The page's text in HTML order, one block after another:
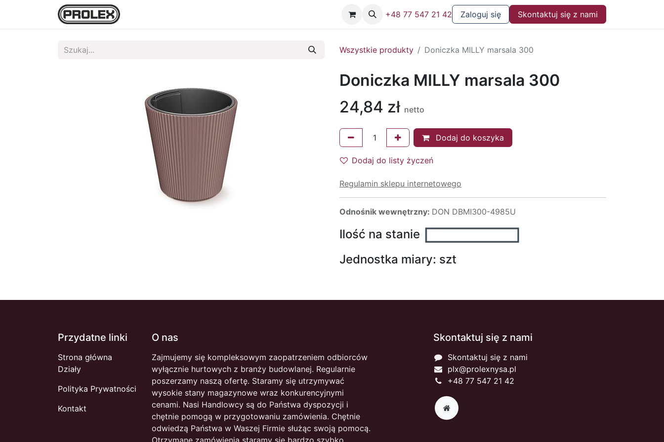
+48 77 547 21 42 Zaloguj się Skontaktuj się z nami
Wszystkie produkty Doniczka MILLY marsala 300
Doniczka MILLY marsala 300
24,84 zł netto
Dodaj do koszyka
Dodaj do listy życzeń
Regulamin sklepu internetowego
Odnośnik wewnętrzny: DON DBMI300-4985U
Ilość na stanie
Jednostka miary: szt
Przydatne linki
Strona główna
Działy
Polityka Prywatności
Kontakt
O nas
Zajmujemy się kompleksowym zaopatrzeniem odbiorców
wyłącznie hurtowych z branży budowlanej. Regularnie
poszerzamy naszą ofertę. Staramy się utrzymywać
wysokie stany magazynowe wraz konkurencyjnymi
cenami. Nasi Handlowcy są do Państwa dyspozycji i
chętnie pomogą w przygotowaniu zamówienia. Chętnie
odwiedzą Państwa w Waszej Firmie służąc swoją pomocą.
Otrzymane zamówienia staramy się bardzo szybko
Skontaktuj się z nami
Skontaktuj się z nami
plx@prolexnysa.pl
+48 77 547 21 42